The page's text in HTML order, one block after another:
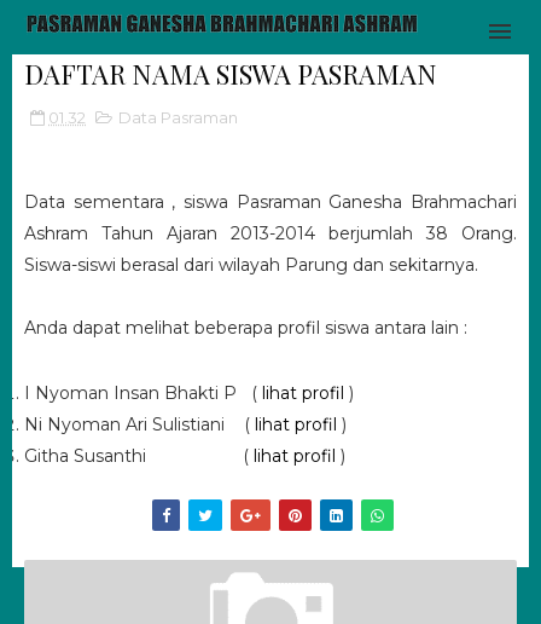
DAFTAR NAMA SISWA PASRAMAN
01.32 Data Pasraman
Data sementara , siswa Pasraman Ganesha Brahmachari
Ashram Tahun Ajaran 2013-2014 berjumlah 38 Orang.
Siswa-siswi berasal dari wilayah Parung dan sekitarnya.
Anda dapat melihat beberapa profil siswa antara lain :
I Nyoman Insan Bhakti P ( lihat profil )
Ni Nyoman Ari Sulistiani ( lihat profil )
Githa Susanthi ( lihat profil )